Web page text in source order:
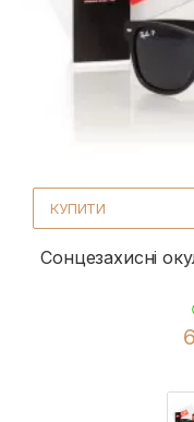
КУПИТИ
Сонцезахисні